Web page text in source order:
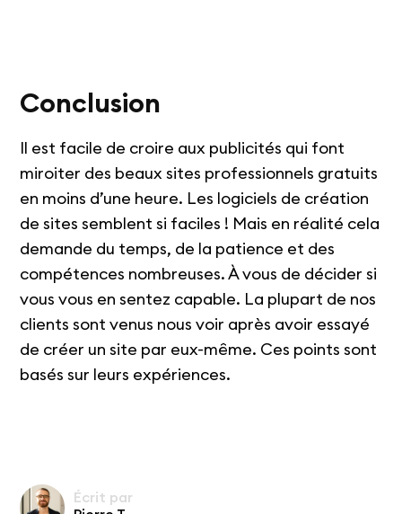
Conclusion
Il est facile de croire aux publicités qui font
miroiter des beaux sites professionnels gratuits
en moins d’une heure. Les logiciels de création
de sites semblent si faciles ! Mais en réalité cela
demande du temps, de la patience et des
compétences nombreuses. À vous de décider si
vous vous en sentez capable. La plupart de nos
clients sont venus nous voir après avoir essayé
de créer un site par eux-même. Ces points sont
basés sur leurs expériences.
Écrit par